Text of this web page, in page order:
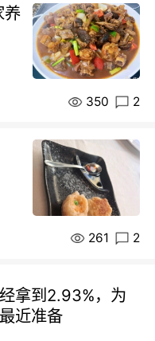
养
350 2
261 2
拿到2.93%，为
近准备